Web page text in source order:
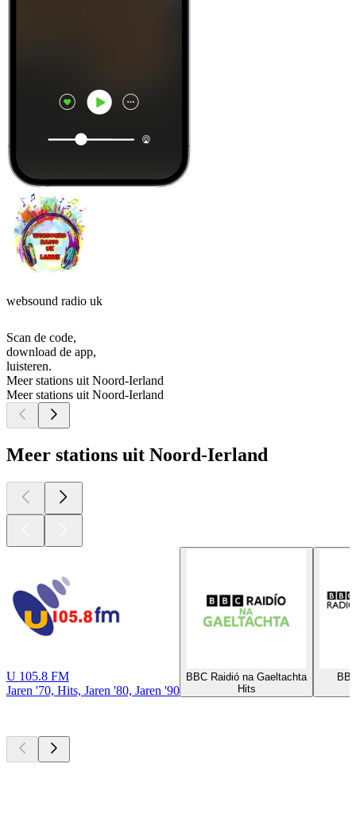
websound radio uk
Scan de code,
download de app,
luisteren.
Meer stations uit Noord-Ierland
Meer stations uit Noord-Ierland
Meer stations uit Noord-Ierland
U 105.8 FM
Jaren '70, Hits, Jaren '80, Jaren '90
BBC Raidió na Gaeltachta
Hits